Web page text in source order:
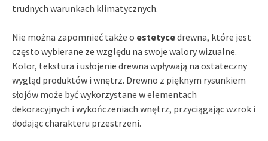
trudnych warunkach klimatycznych.
Nie można zapomnieć także o estetycedrewna, które jest
często wybierane ze względu na swoje walory wizualne.
Kolor, tekstura i usłojenie drewna wpływają na ostateczny
wygląd produktów i wnętrz. Drewno z pięknym rysunkiem
słojów może być wykorzystane w elementach
dekoracyjnych i wykończeniach wnętrz, przyciągając wzrok i
dodając charakteru przestrzeni.